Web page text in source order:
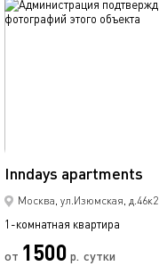
Inndays apartments
Москва, ул.Изюмская, д.46к2
1-комнатная квартира
от 1500 р. сутки